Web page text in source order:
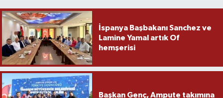
İspanya Başbakanı Sanchez ve
Lamine Yamal artık Of
hemşerisi
Başkan Genç, Ampute takımına